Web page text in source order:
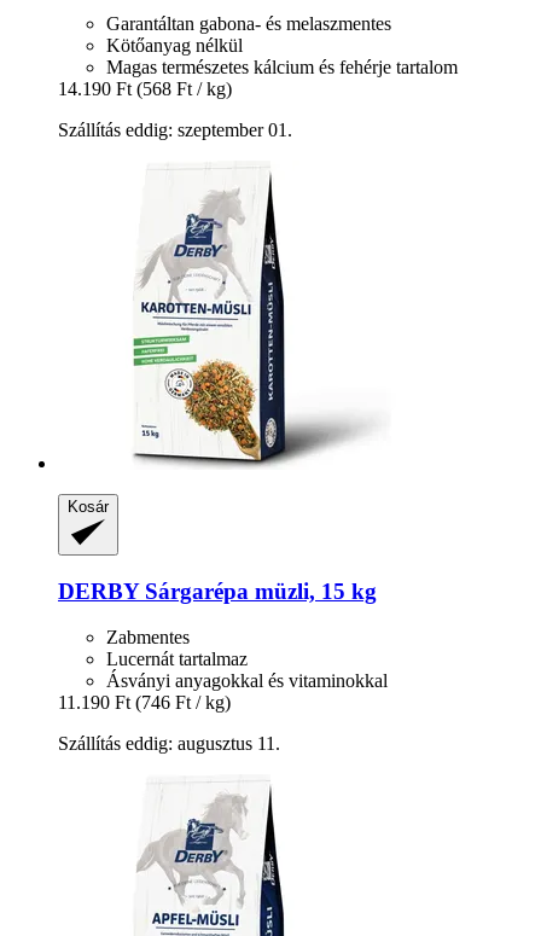
Garantáltan gabona- és melaszmentes
Kötőanyag nélkül
Magas természetes kálcium és fehérje tartalom
14.190 Ft (568 Ft / kg)
Szállítás eddig: szeptember 01.
Kosár
DERBYSárgarépa müzli, 15 kg
Zabmentes
Lucernát tartalmaz
Ásványi anyagokkal és vitaminokkal
11.190 Ft (746 Ft / kg)
Szállítás eddig: augusztus 11.